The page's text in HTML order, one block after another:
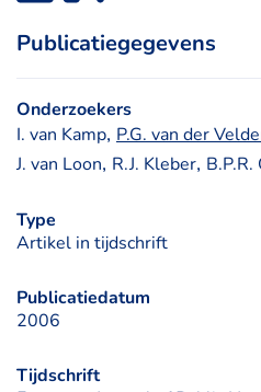
Publicatiegegevens
Onderzoekers
I. van Kamp, P.G. van der
J. van Loon, R.J. Kleber, B.P.R.
Type
Artikel in tijdschrift
Publicatiedatum
2006
Tijdschrift